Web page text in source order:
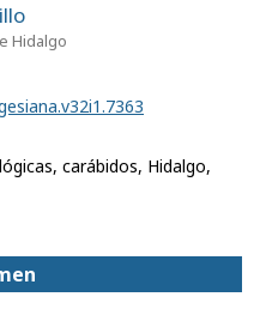
Hidalgo
carábidos, Hidalgo,